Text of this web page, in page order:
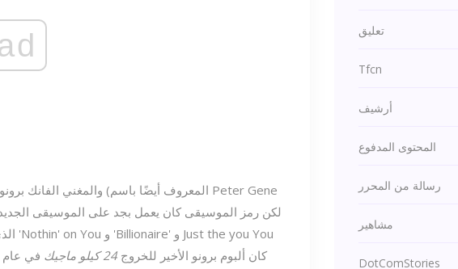
are. ' كان ألبوم برونو الأخير للخروج24 كيلو ماجيك
تعليق
Tfcn
أرشيف
المحتوى المدفوع
رسالة من المحرر
مشاهير
DotComStories